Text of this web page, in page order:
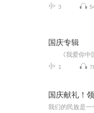
3
国庆专辑
1
国庆献礼！